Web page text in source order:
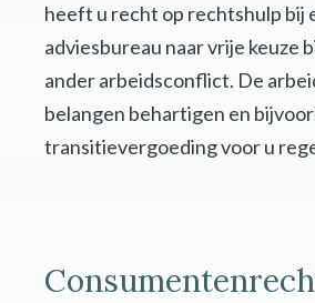
heeft u recht op rechtshulp bij
adviesbureau naar vrije keuze
ander arbeidsconflict. De
belangen behartigen en
transitievergoeding voor u